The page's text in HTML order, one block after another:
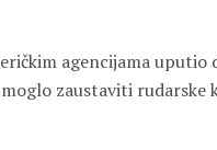
agencijama uputio
zaustaviti rudarske